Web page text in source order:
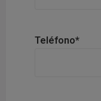
Teléfono*